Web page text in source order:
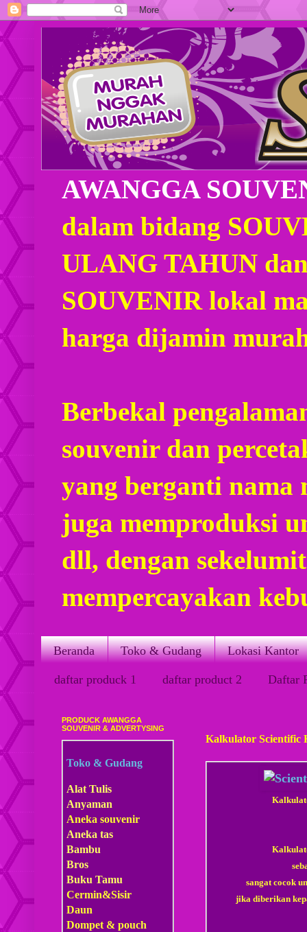
AWANGGA
dalam bidang
ULANG TAHUN
SOUVENIR lokal
harga dijamin
Berbekal
souvenir dan
yang berganti nama
juga memproduksi
dll, dengan
mempercayakan
Beranda Toko & Gudang Lokasi Kantor
daftar produck 1 daftar product 2 Daftar
Kalkulator Scientific
sangat cocok
jika diberikan
PRODUCK AWANGGA
SOUVENIR & ADVERTYSING
Toko & Gudang
Alat Tulis
Anyaman
Aneka souvenir
Aneka tas
Bambu
Bros
Buku Tamu
Cermin&Sisir
Daun
Dompet & pouch